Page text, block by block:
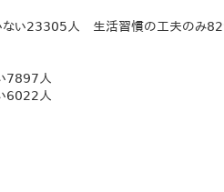
ない23305人 生活習慣の工夫のみ
7897人
6022人